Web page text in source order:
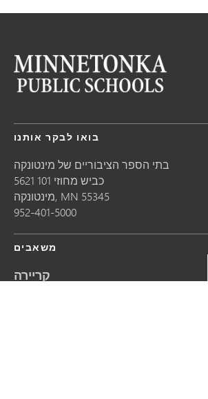
בואו לבקר אותנו
בתי הספר הציבוריים של מינטונקה
5621 כביש מחוזי 101
מינטונקה, MN 55345
952-401-5000
משאבים
קריירה